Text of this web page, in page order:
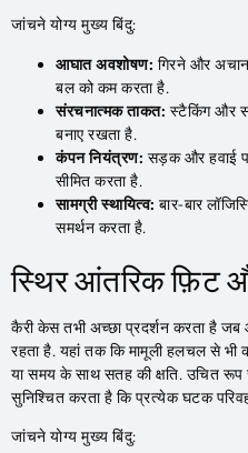
जांचने योग्य मुख्य बिंदु:
आघात अवशोषण: गिरने और
बल को कम करता है.
संरचनात्मक ताकत: स्टैकिंग और
बनाए रखता है.
कंपन नियंत्रण: सड़क और हवाई
सीमित करता है.
सामग्री स्थायित्व: बार-बार
समर्थन करता है.
स्थिर आंतरिक फ़िट
कैरी केस तभी अच्छा प्रदर्शन करता है
रहता है. यहां तक ​​कि मामूली हलचल से
या समय के साथ सतह की क्षति. उचित
सुनिश्चित करता है कि प्रत्येक घटक
जांचने योग्य मुख्य बिंदु: